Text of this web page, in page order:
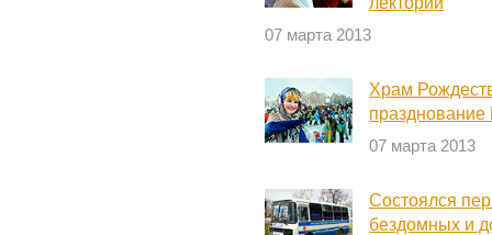
07 марта 2013
Храм
07 марта 2013
Состоялся
бездомных и